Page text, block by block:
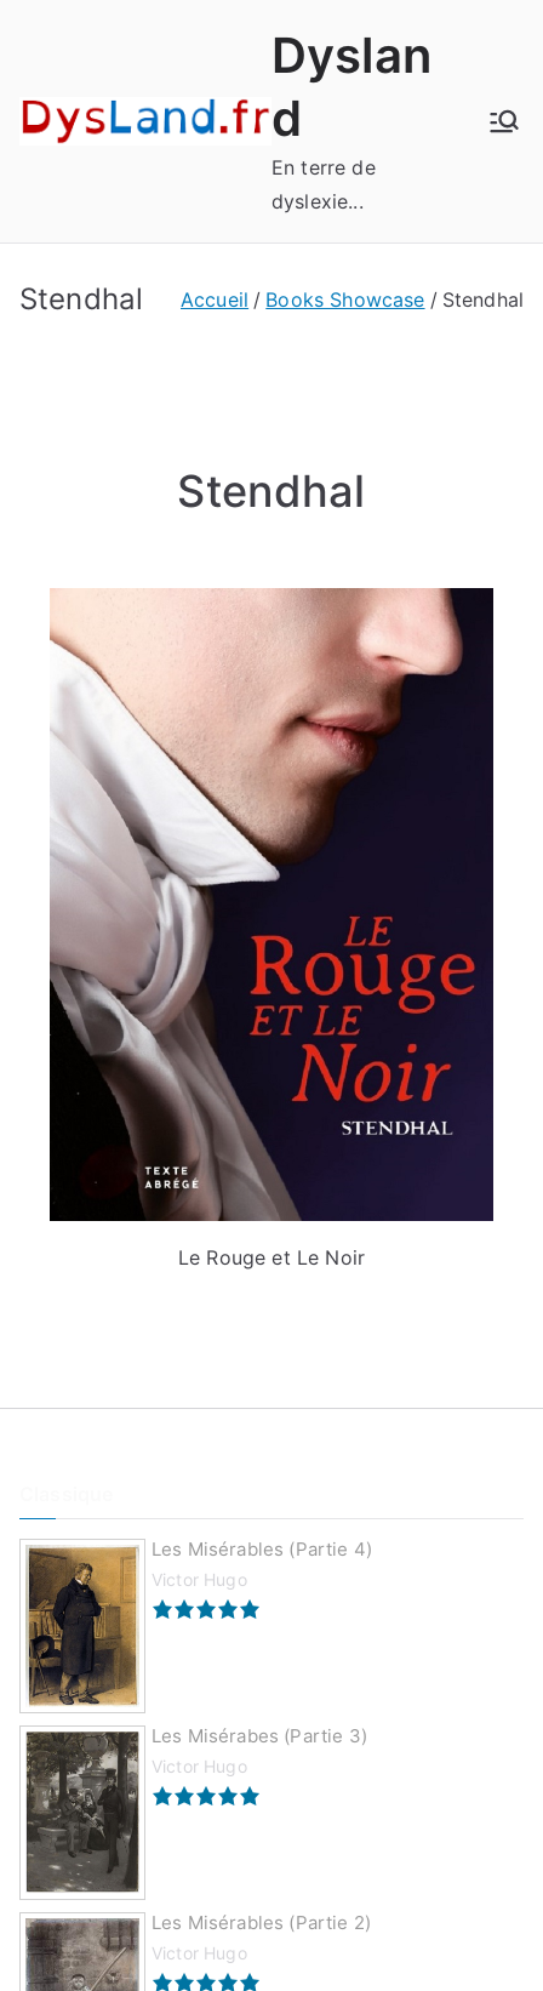
Dyslan
d
En terre de
dyslexie...
Stendhal Accueil Books Showcase Stendhal
Stendhal
Le Rouge et Le Noir
Les Misérables (partie 4)
Victor Hugo
Les Misérabes (partie 3)
Victor Hugo
Les Misérables (partie 2)
Victor Hugo